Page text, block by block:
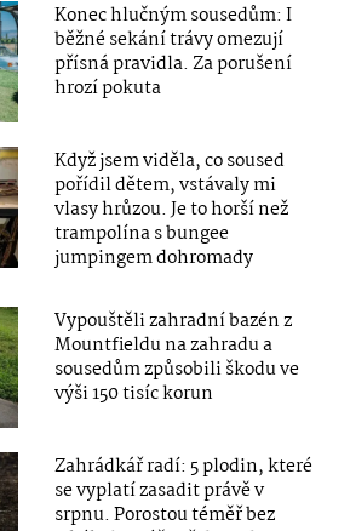
Konec hlučným sousedům: I
běžné sekání trávy omezují
přísná pravidla. Za porušení
hrozí pokuta
Když jsem viděla, co soused
pořídil dětem, vstávaly mi
vlasy hrůzou. Je to horší než
trampolína s bungee
jumpingem dohromady
Vypouštěli zahradní bazén z
Mountfieldu na zahradu a
sousedům způsobili škodu ve
výši 150 tisíc korun
Zahrádkář radí: 5 plodin, které
se vyplatí zasadit právě v
srpnu. Porostou téměř bez